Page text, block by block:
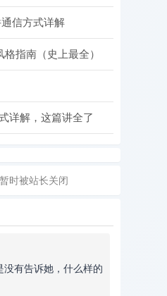
信方式详解
指南（史上最全）
详解，这篇讲全了
时被站长关闭
没有告诉她，什么样的